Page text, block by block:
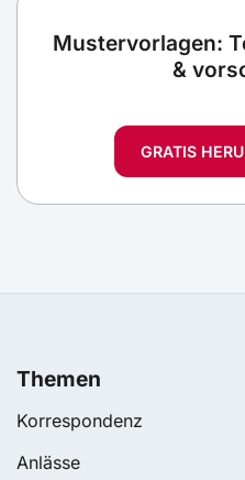
Mustervorlagen:
&
GRATIS
Themen
Korrespondenz
Anlässe